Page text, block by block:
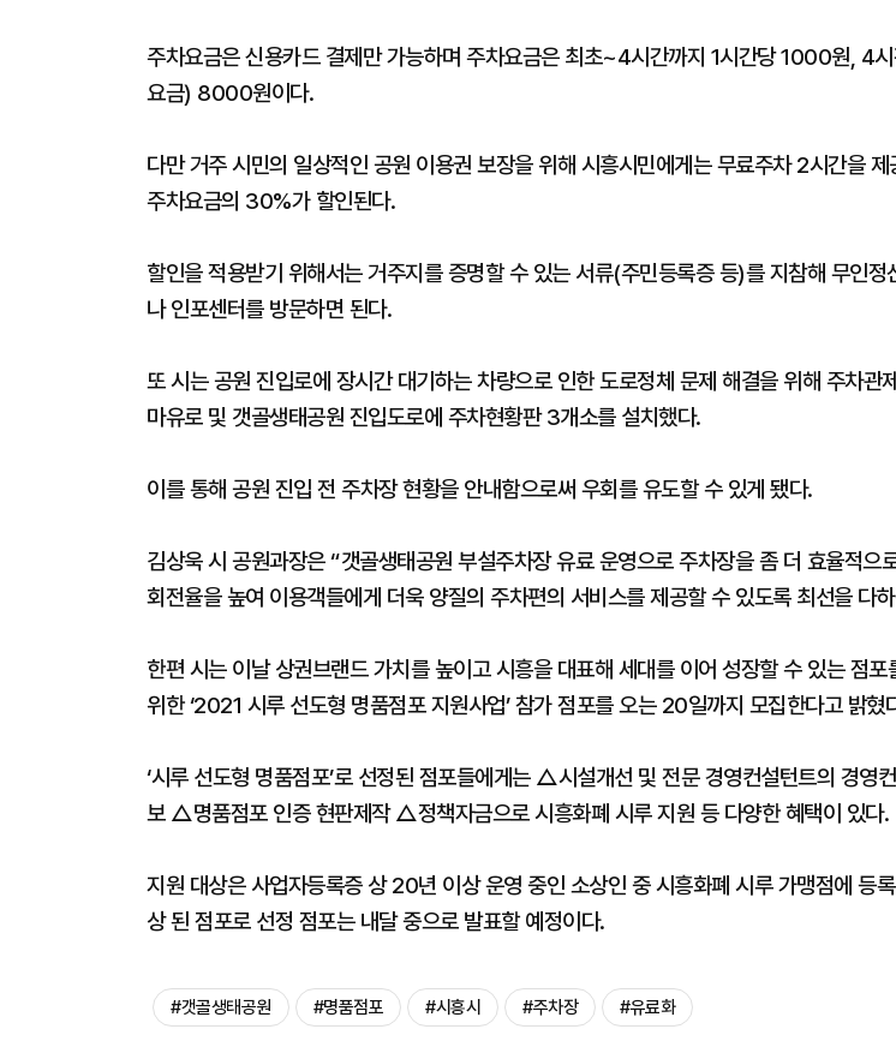
주차요금은 신용카드 결제만 가능하며 주차요금은 최초~4시간까지 1시간당 1000원, 4
요금) 8000원이다.
다만 거주 시민의 일상적인 공원 이용권 보장을 위해 시흥시민에게는 무료주차 2시간을
주차요금의 30%가 할인된다.
할인을 적용받기 위해서는 거주지를 증명할 수 있는 서류(주민등록증 등)를 지참해 무인정
나 인포센터를 방문하면 된다.
또 시는 공원 진입로에 장시간 대기하는 차량으로 인한 도로정체 문제 해결을 위해 주차관
마유로 및 갯골생태공원 진입도로에 주차현황판 3개소를 설치했다.
이를 통해 공원 진입 전 주차장 현황을 안내함으로써 우회를 유도할 수 있게 됐다.
김상욱 시 공원과장은 “갯골생태공원 부설주차장 유료 운영으로 주차장을 좀 더 효율적으
회전율을 높여 이용객들에게 더욱 양질의 주차편의 서비스를 제공할 수 있도록 최선을 다
한편 시는 이날 상권브랜드 가치를 높이고 시흥을 대표해 세대를 이어 성장할 수 있는 점포
위한 ‘2021 시루 선도형 명품점포 지원사업’ 참가 점포를 오는 20일까지 모집한다고 밝혔
‘시루 선도형 명품점포’로 선정된 점포들에게는 △시설개선 및 전문 경영컨설턴트의 경영
보 △명품점포 인증 현판제작 △정책자금으로 시흥화폐 시루 지원 등 다양한 혜택이 있다.
지원 대상은 사업자등록증 상 20년 이상 운영 중인 소상인 중 시흥화폐 시루 가맹점에 등
상 된 점포로 선정 점포는 내달 중으로 발표할 예정이다.
#갯골생태공원 #명품점포 #시흥시 #주차장 #유료화